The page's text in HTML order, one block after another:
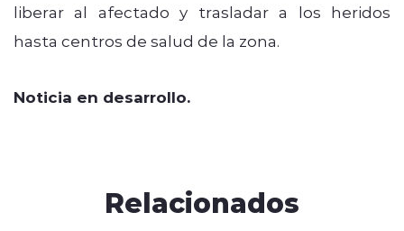
liberar al afectado y trasladar a los heridos
hasta centros de salud de la zona.
Noticia en desarrollo.
Relacionados